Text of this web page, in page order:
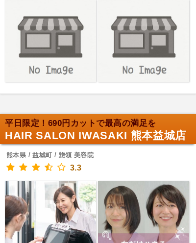
平日限定！690円カットで最高の満足を
HAIR SALON IWASAKI 熊本益城店
熊本県 / 益城町 / 惣領 美容院
3.3